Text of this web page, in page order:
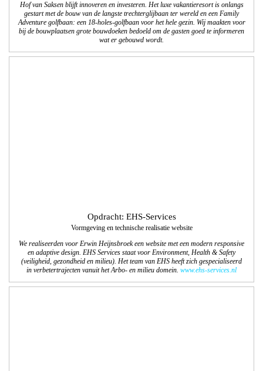
Hof van Saksen blijft innoveren en investeren. Het luxe vakantieresort is onlangs
gestart met de bouw van de langste trechterglijbaan ter wereld en een Family
Adventure golfbaan: een 18-holes-golfbaan voor het hele gezin. Wij maakten voor
bij de bouwplaatsen grote bouwdoeken bedoeld om de gasten goed te informeren
wat er gebouwd wordt.
Opdracht: EHS-Services
Vormgeving en technische realisatie website
We realiseerden voor Erwin Heijnsbroek een website met een modern responsive
en adaptive design. EHS Services staat voor Environment, Health & Safety
(veiligheid, gezondheid en milieu). Het team van EHS heeft zich gespecialiseerd
in verbetertrajecten vanuit het Arbo- en milieu domein. www.ehs-services.nl